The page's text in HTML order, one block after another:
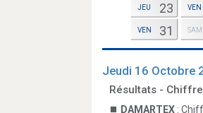
JEU 23 VEN
VEN 31 SAM
Jeudi 16 Octobre
Résultats -
DAMARTEX :